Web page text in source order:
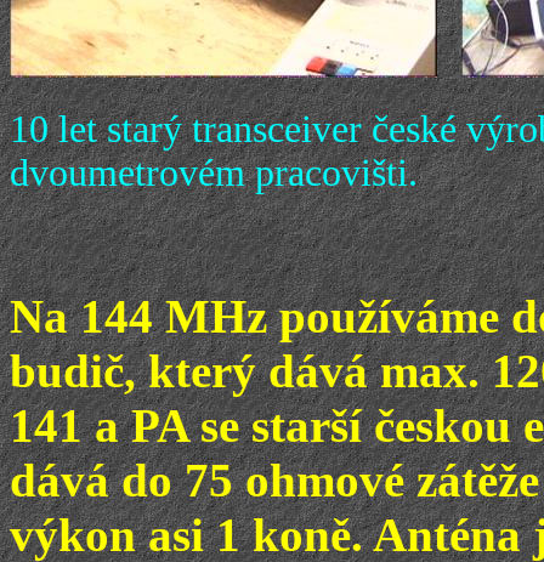
10 let starý transceiver české
dvoumetrovém pracovišti.
Na 144 MHz používáme
budič, který dává max.
141 a PA se starší
dává do 75 ohmové
výkon asi 1 koně.